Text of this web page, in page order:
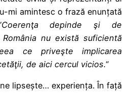
mi amintesc o frază enunțată
Coerenţa depinde şi de
nu există suficientă
ce priveşte implicarea
de aici cercul vicios.“
lipsește… experiența. În față